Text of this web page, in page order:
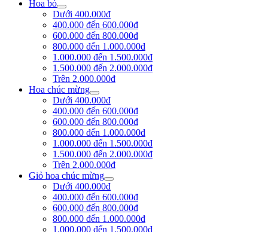
Hoa bó
Dưới 400.000đ
400.000 đến 600.000đ
600.000 đến 800.000đ
800.000 đến 1.000.000đ
1.000.000 đến 1.500.000đ
1.500.000 đến 2.000.000đ
Trên 2.000.000đ
Hoa chúc mừng
Dưới 400.000đ
400.000 đến 600.000đ
600.000 đến 800.000đ
800.000 đến 1.000.000đ
1.000.000 đến 1.500.000đ
1.500.000 đến 2.000.000đ
Trên 2.000.000đ
Giỏ hoa chúc mừng
Dưới 400.000đ
400.000 đến 600.000đ
600.000 đến 800.000đ
800.000 đến 1.000.000đ
1.000.000 đến 1.500.000đ